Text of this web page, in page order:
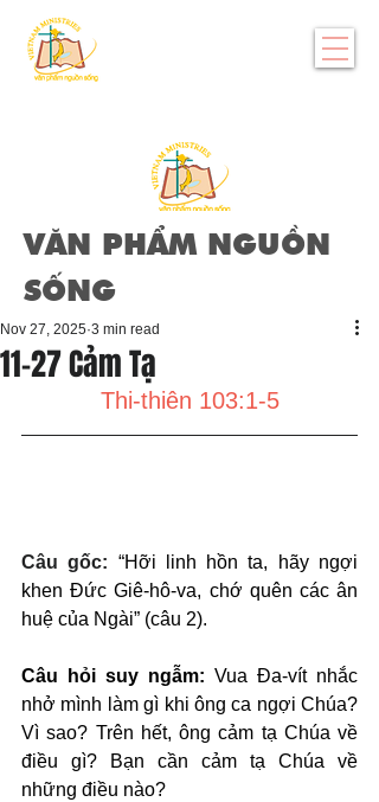
VĂN PHẨM NGUỒN
SỐNG
11-27 Cảm Tạ
Nov 27, 2025 3 min read
Thi-thiên 103:1-5
Câu gốc: “Hỡi linh hồn ta, hãy ngợi
khen Đức Giê-hô-va, chớ quên các ân
huệ của Ngài” (câu 2).
Câu hỏi suy ngẫm: Vua Đa-vít nhắc
nhở mình làm gì khi ông ca ngợi Chúa?
Vì sao? Trên hết, ông cảm tạ Chúa về
điều gì? Bạn cần cảm tạ Chúa về
những điều nào?